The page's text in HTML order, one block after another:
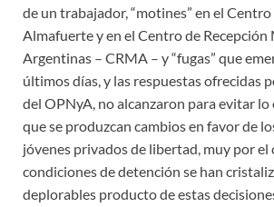
de un trabajador, “motines” en el
Almafuerte y en el Centro de Recepción
Argentinas – CRMA – y “fugas” que
últimos días, y las respuestas ofrecidas
del OPNyA, no alcanzaron para evitar
que se produzcan cambios en favor de
jóvenes privados de libertad, muy por el
condiciones de detención se han
deplorables producto de estas